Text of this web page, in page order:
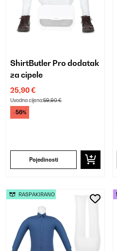
ShirtButler Pro dodatak
za cipele
25,90 €
Uvodna cijena:59,90 €
-56%
Pojedinosti
RASPAKIRANO